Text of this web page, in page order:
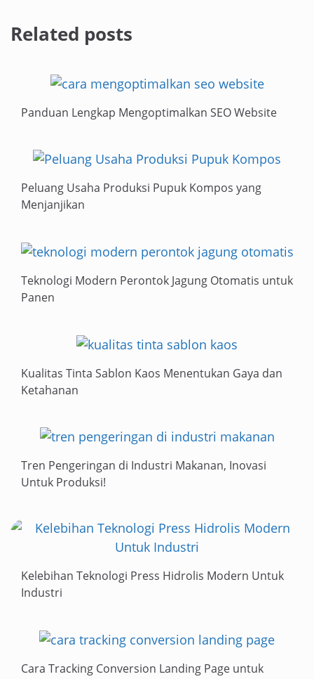
Related posts
Panduan Lengkap Mengoptimalkan SEO Website
Peluang Usaha Produksi Pupuk Kompos yang
Menjanjikan
Teknologi Modern Perontok Jagung Otomatis untuk
Panen
Kualitas Tinta Sablon Kaos Menentukan Gaya dan
Ketahanan
Tren Pengeringan di Industri Makanan, Inovasi
Untuk Produksi!
Kelebihan Teknologi Press Hidrolis Modern Untuk
Industri
Cara Tracking Conversion Landing Page untuk